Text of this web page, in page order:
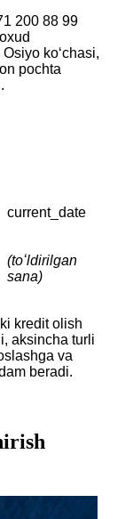
200 88 99
ko‘chasi,
pochta
current_date
(toʻldirilgan
sana)
kredit olish
aksincha turli
va
beradi.